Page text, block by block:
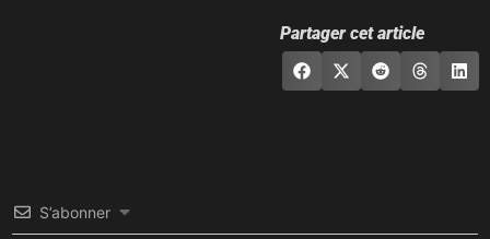
Partager cet article
S’abonner